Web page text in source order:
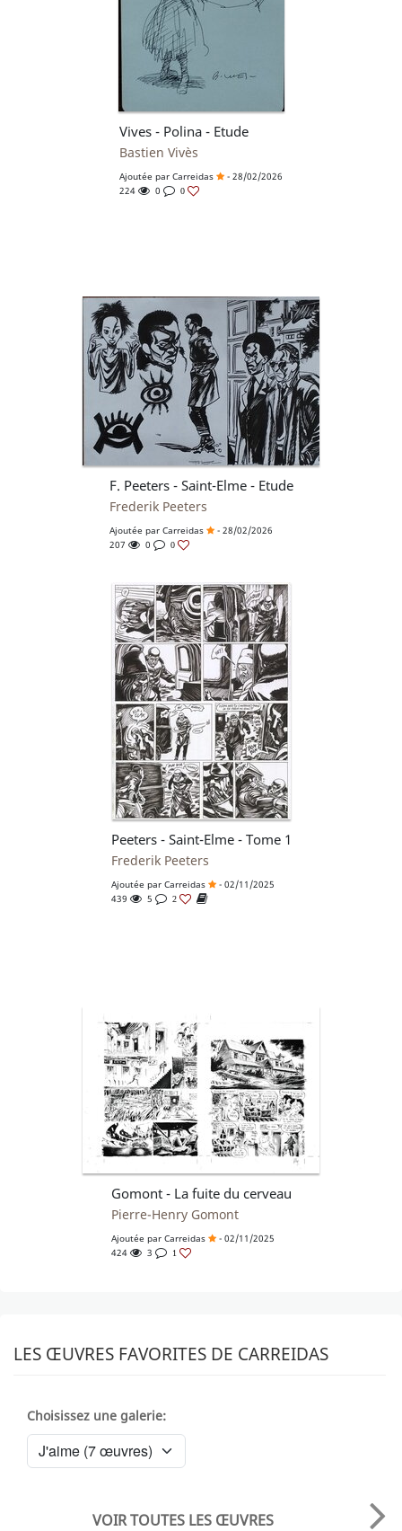
Vives - Polina - Etude
Bastien Vivès
Ajoutée par Carreidas
- 28/02/2026
224
0 0
F. Peeters - Saint-Elme - Etude
Frederik Peeters
Ajoutée par Carreidas
- 28/02/2026
207
0 0
Peeters - Saint-Elme - Tome 1
Frederik Peeters
Ajoutée par Carreidas
- 02/11/2025
439
5 2
Gomont - La fuite du cerveau
Pierre-Henry Gomont
Ajoutée par Carreidas
- 02/11/2025
424
3 1
LES ŒUVRES FAVORITES DE CARREIDAS
Choisissez une galerie:
VOIR TOUTES LES ŒUVRES